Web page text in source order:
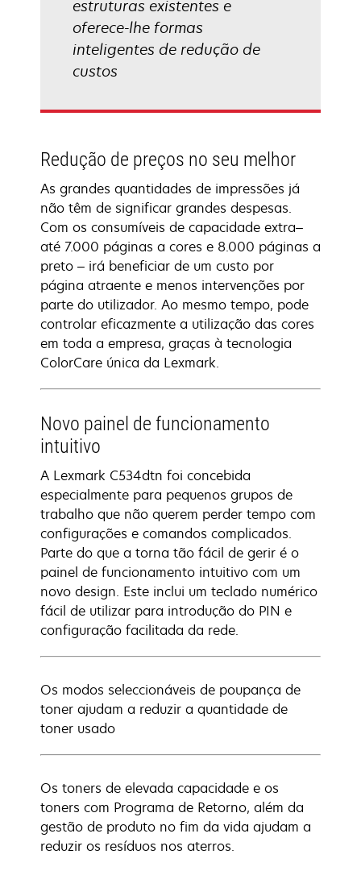
estruturas existentes e
oferece-lhe formas
inteligentes de redução de
custos
Redução de preços no seu melhor
As grandes quantidades de impressões já
não têm de significar grandes despesas.
Com os consumíveis de capacidade extra–
até 7.000 páginas a cores e 8.000 páginas a
preto – irá beneficiar de um custo por
página atraente e menos intervenções por
parte do utilizador. Ao mesmo tempo, pode
controlar eficazmente a utilização das cores
em toda a empresa, graças à tecnologia
ColorCare única da Lexmark.
Novo painel de funcionamento
intuitivo
A Lexmark C534dtn foi concebida
especialmente para pequenos grupos de
trabalho que não querem perder tempo com
configurações e comandos complicados.
Parte do que a torna tão fácil de gerir é o
painel de funcionamento intuitivo com um
novo design. Este inclui um teclado numérico
fácil de utilizar para introdução do PIN e
configuração facilitada da rede.
Os modos seleccionáveis de poupança de
toner ajudam a reduzir a quantidade de
toner usado
Os toners de elevada capacidade e os
toners com Programa de Retorno, além da
gestão de produto no fim da vida ajudam a
reduzir os resíduos nos aterros.